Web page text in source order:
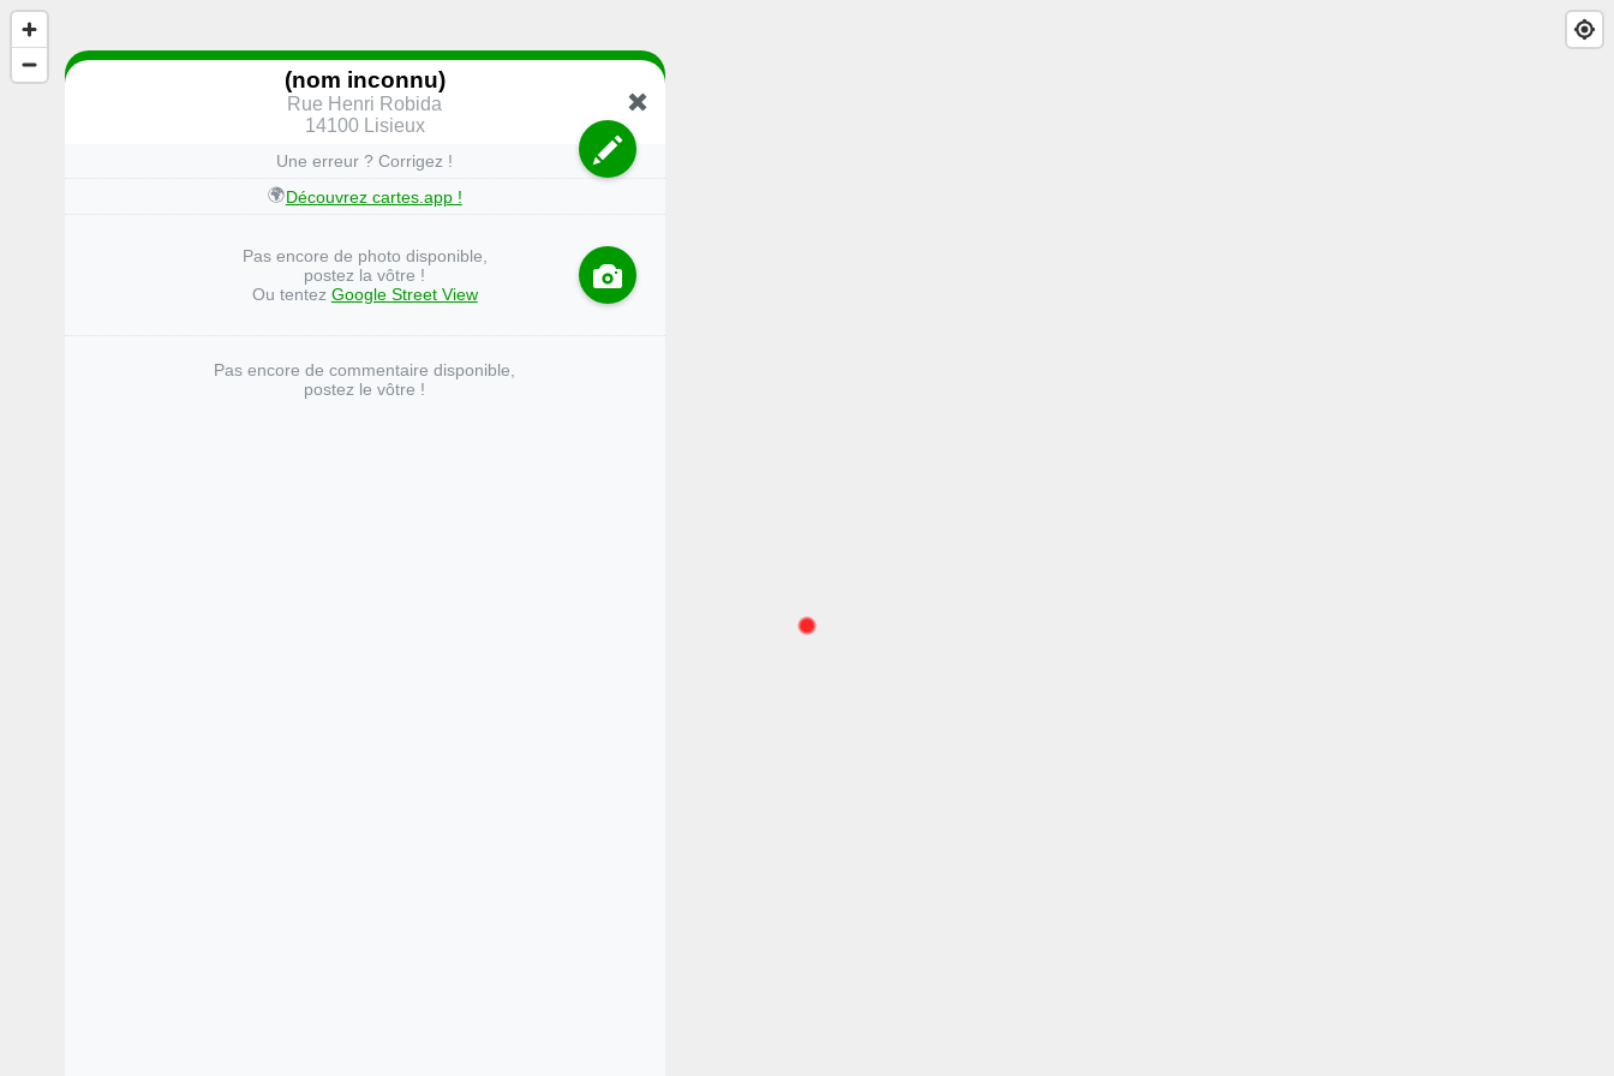
(nom inconnu)
Rue Henri Robida
14100 Lisieux
Une erreur ? Corrigez !
🌍Découvrez cartes.app !
Pas encore de photo disponible,
postez la vôtre !
Ou tentez Google Street View
Pas encore de commentaire disponible,
postez le vôtre !